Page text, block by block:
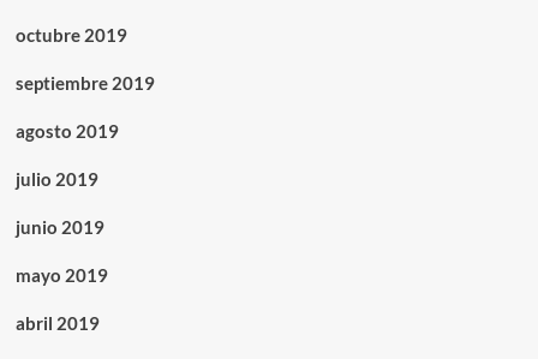
octubre 2019
septiembre 2019
agosto 2019
julio 2019
junio 2019
mayo 2019
abril 2019